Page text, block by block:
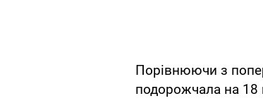
Порівнюючи з
подорожчала на 18